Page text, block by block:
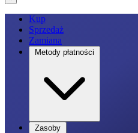
Kup
Sprzedaż
Zamiana
Metody płatności
Zasoby